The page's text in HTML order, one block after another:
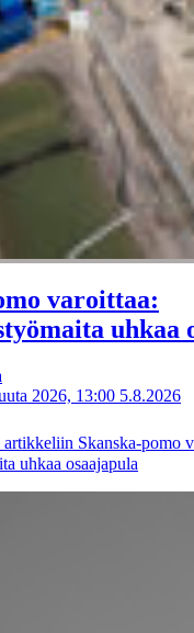
varoittaa:
uhkaa
2026, 13:00 5.8.2026
artikkeliin Skanska-pomo
uhkaa osaajapula